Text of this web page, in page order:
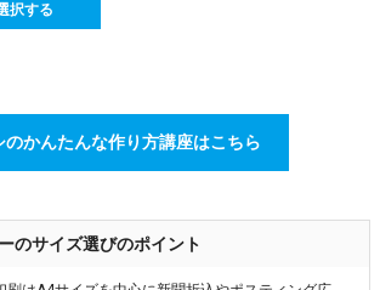
択する
のかんたんな作り方講座はこちら
のサイズ選びのポイント